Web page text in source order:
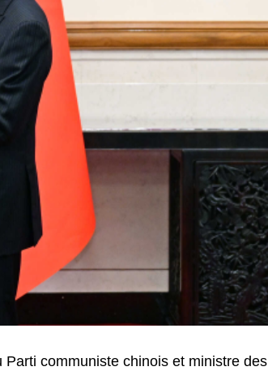
communiste chinois et ministre des